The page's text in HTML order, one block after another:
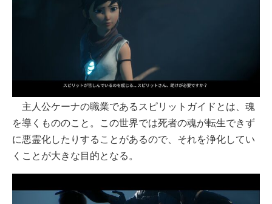
主人公ケーナの職業であるスピリットガイドとは、魂
を導くもののこと。この世界では死者の魂が転生できず
に悪霊化したりすることがあるので、それを浄化してい
くことが大きな目的となる。